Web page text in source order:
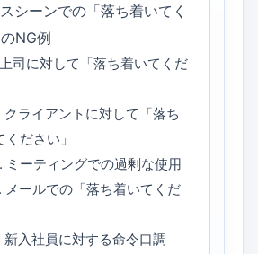
シーンでの「落ち着いてく
NG例
司に対して「落ち着いてくだ
クライアントに対して「落ち
ださい」
ミーティングでの過剰な使用
メールでの「落ち着いてくだ
新入社員に対する命令口調